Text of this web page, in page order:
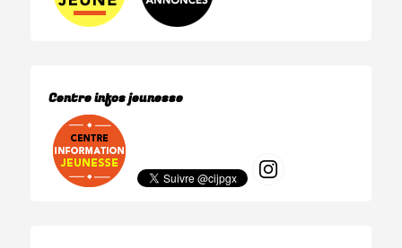
Centre infos jeunesse